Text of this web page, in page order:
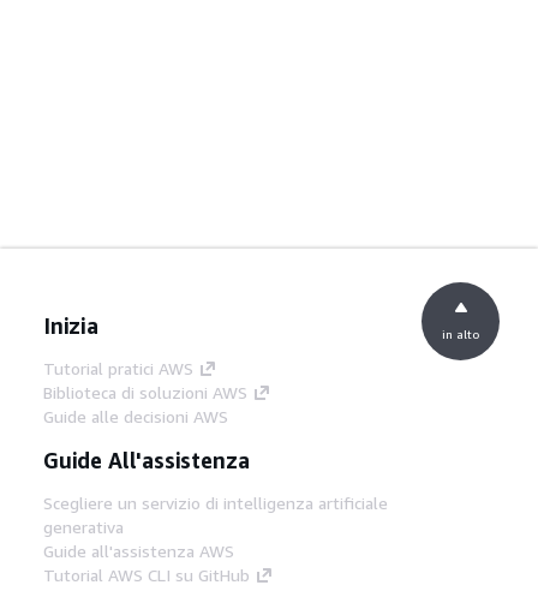
Inizia
Tutorial pratici AWS
Biblioteca di soluzioni AWS
Guide alle decisioni AWS
Guide All'assistenza
Scegliere un servizio di intelligenza artificiale
generativa
Guide all'assistenza AWS
Tutorial AWS CLI su GitHub
in alto